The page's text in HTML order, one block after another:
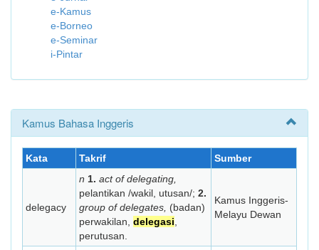
e-Kamus
e-Borneo
e-Seminar
i-Pintar
Kamus Bahasa Inggeris
Kata Takrif Sumber
delegacy
n 1. act of delegating,
pelantikan /wakil, utusan/; 2.
group of delegates, (badan)
perwakilan, delegasi
perutusan.
Kamus Inggeris-
Melayu Dewan